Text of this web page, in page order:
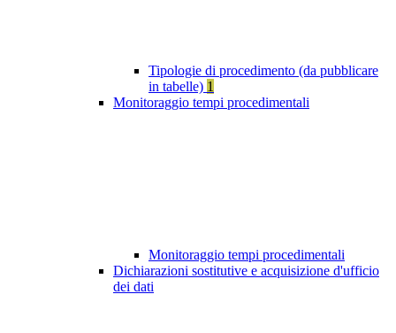
Tipologie di procedimento (da pubblicare
in tabelle) 1
Monitoraggio tempi procedimentali
Monitoraggio tempi procedimentali
Dichiarazioni sostitutive e acquisizione d'ufficio
dei dati